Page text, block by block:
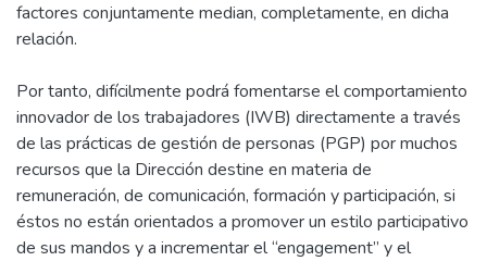
factores conjuntamente median, completamente, en dicha
relación.
Por tanto, difícilmente podrá fomentarse el comportamiento
innovador de los trabajadores (IWB) directamente a través
de las prácticas de gestión de personas (PGP) por muchos
recursos que la Dirección destine en materia de
remuneración, de comunicación, formación y participación, si
éstos no están orientados a promover un estilo participativo
de sus mandos y a incrementar el “engagement” y el